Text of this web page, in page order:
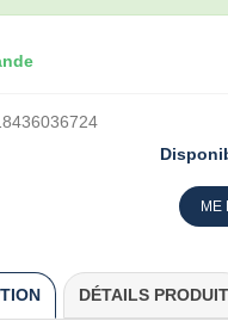
ME
DÉTAILS PRODUIT